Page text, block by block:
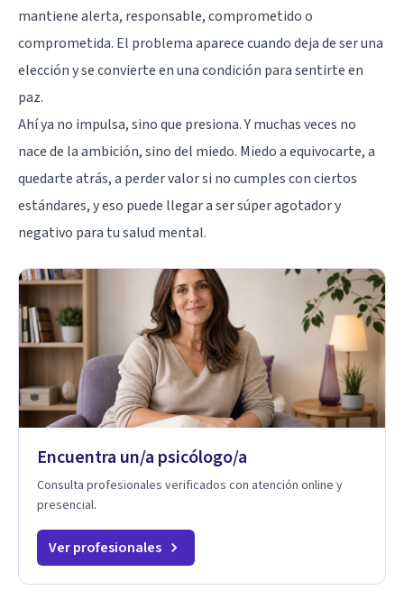
mantiene alerta, responsable, comprometido o
comprometida. El problema aparece cuando deja de ser una
elección y se convierte en una condición para sentirte en
paz.
Ahí ya no impulsa, sino que presiona. Y muchas veces no
nace de la ambición, sino del miedo. Miedo a equivocarte, a
quedarte atrás, a perder valor si no cumples con ciertos
estándares, y eso puede llegar a ser súper agotador y
negativo para tu salud mental.
Encuentra un/a psicólogo/a
Consulta profesionales verificados con atención online y
presencial.
Ver profesionales